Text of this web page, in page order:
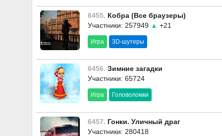
6455. Кобра (Все браузеры)
Участники: 257949 ▲ +21
Игра 3D-шутеры
6456. Зимние загадки
Участники: 65724
Игра Головоломки
6457. Гонки. Уличный драг
Участники: 280418